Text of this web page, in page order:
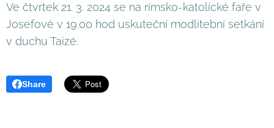
Ve čtvrtek 21. 3. 2024 se na rímsko-katolícké faře v
Josefové v 19.00 hod uskuteční modlitební setkání
v duchu Taizé.
Share